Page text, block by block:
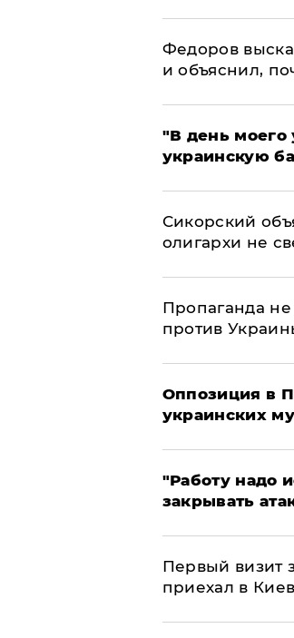
Федоров
и объяснил,
​"В день моего
украинскую
Сикорский
олигархи не
​Пропаганда
против
Оппозиция в
украинских
"Работу надо
закрывать
Первый визит
приехал в